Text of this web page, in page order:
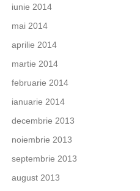
iunie 2014
mai 2014
aprilie 2014
martie 2014
februarie 2014
ianuarie 2014
decembrie 2013
noiembrie 2013
septembrie 2013
august 2013